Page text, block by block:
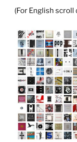
(For English scroll